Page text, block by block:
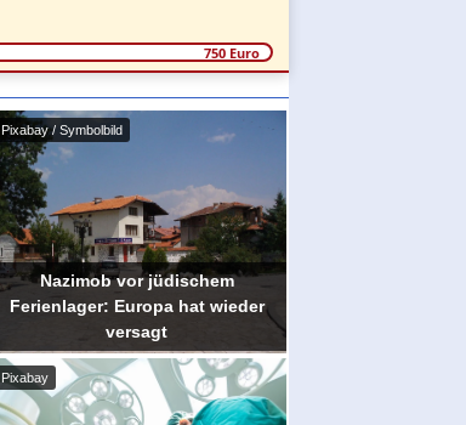
750 Euro
Pixabay / Symbolbild
Nazimob vor jüdischem
Ferienlager: Europa hat wieder
versagt
Pixabay